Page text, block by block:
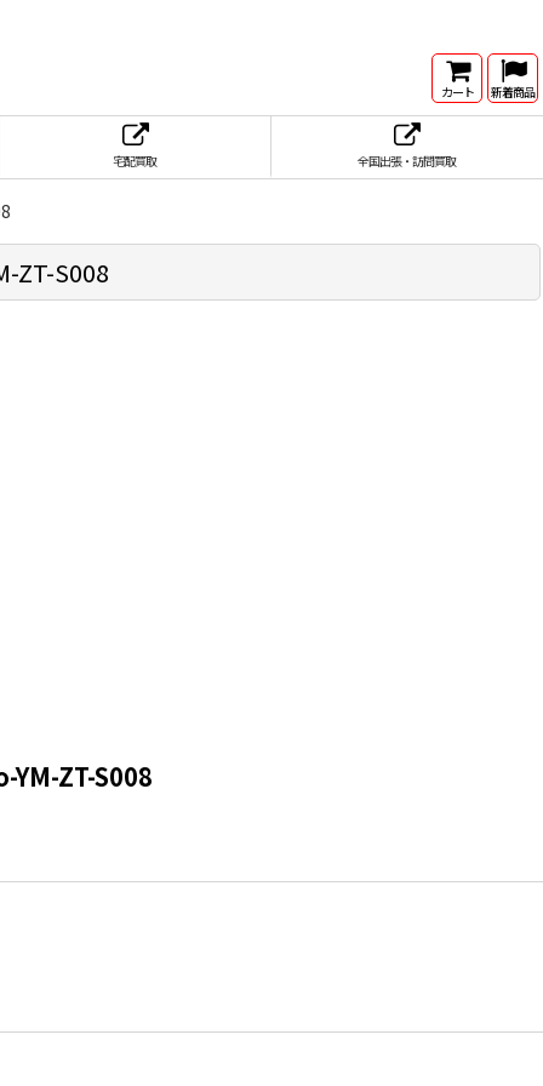
カート 新着商品
宅配買取 全国出張・訪問買取
ZT-S008
YM-ZT-S008